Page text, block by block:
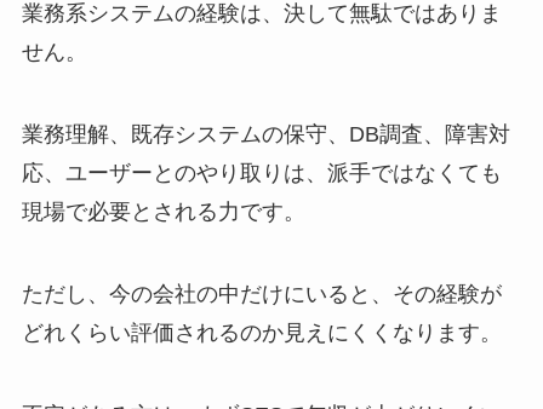
業務系システムの経験は、決して無駄ではありま
せん。
業務理解、既存システムの保守、DB調査、障害対
応、ユーザーとのやり取りは、派手ではなくても
現場で必要とされる力です。
ただし、今の会社の中だけにいると、その経験が
どれくらい評価されるのか見えにくくなります。